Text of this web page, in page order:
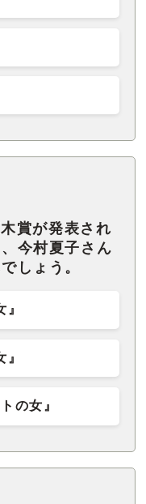
賞が発表され
今村夏子さん
しょう。
』
』
の女』